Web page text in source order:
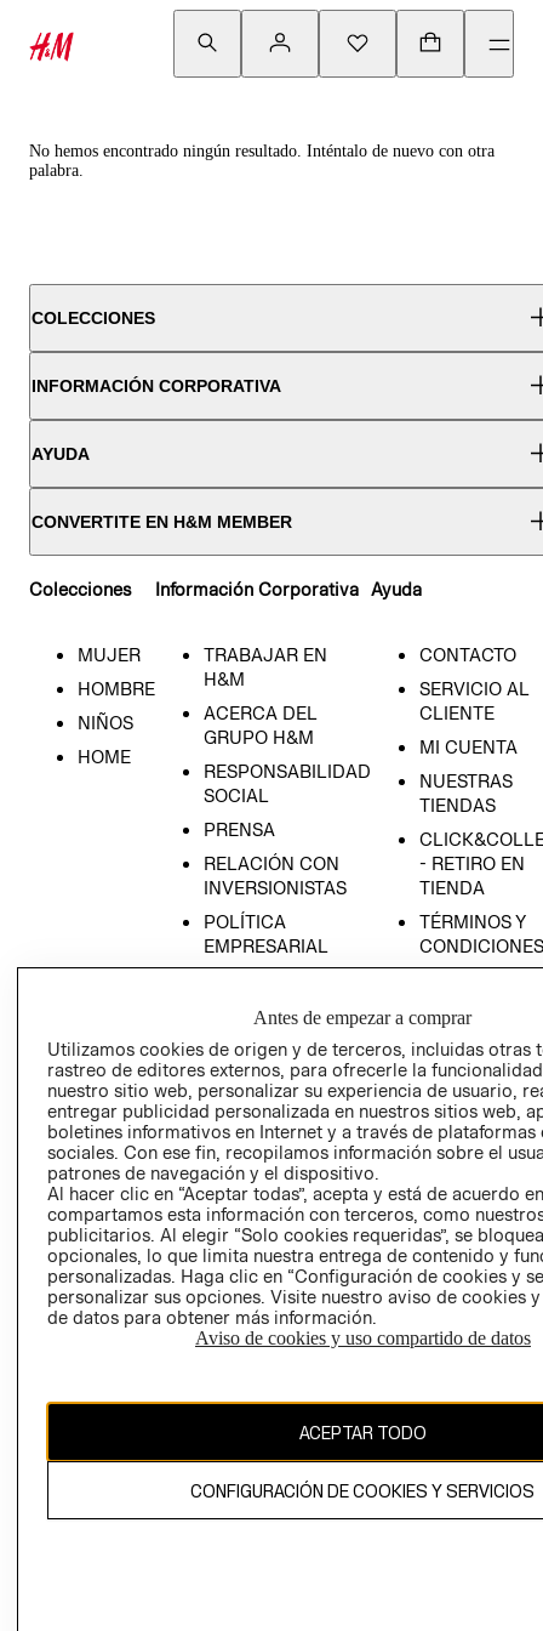
No hemos encontrado ningún resultado. Inténtalo de nuevo con otra
palabra.
COLECCIONES
INFORMACIÓN CORPORATIVA
AYUDA
CONVERTITE EN H&M MEMBER
Colecciones
MUJER
HOMBRE
NIÑOS
HOME
Información Corporativa
TRABAJAR EN
H&M
ACERCA DEL
GRUPO H&M
RESPONSABILIDAD
SOCIAL
PRENSA
RELACIÓN CON
INVERSIONISTAS
POLÍTICA
EMPRESARIAL
Ayuda
CONTACTO
SERVICIO AL
CLIENTE
MI CUENTA
NUESTRAS
TIENDAS
- RETIRO EN
TIENDA
TÉRMINOS Y
CONDICIONES
GIFT CARD
AVISO DE
COOKIES
Uruguay ($U)
CAMBIAR REGIÓN
propiedad de H&M Hennes & Mauritz AB.
Antes de empezar a comprar
Utilizamos cookies de origen y de terceros, incluidas otras
rastreo de editores externos, para ofrecerle la
nuestro sitio web, personalizar su experiencia de usuario,
entregar publicidad personalizada en nuestros sitios web,
boletines informativos en Internet y a través de plataformas
sociales. Con ese fin, recopilamos información sobre el
patrones de navegación y el dispositivo.
Al hacer clic en “Aceptar todas”, acepta y está de acuerdo
compartamos esta información con terceros, como
publicitarios. Al elegir “Solo cookies requeridas”, se
opcionales, lo que limita nuestra entrega de contenido y
personalizadas. Haga clic en “Configuración de cookies y
personalizar sus opciones. Visite nuestro aviso de cookies
de datos para obtener más información.
Aviso de cookies y uso compartido de datos
ACEPTAR TODO
CONFIGURACIÓN DE COOKIES Y SERVICIOS